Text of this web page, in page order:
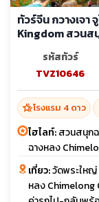
ทัวร์จีน กวางเจ
Kingdom สวนส
รหัสทัวร์
TVZ10646
hotel_classโรงแรม 4 ดาว
ไฮไลท์:สวนสนุก
ฉางหลง
เที่ยว:วัดพระให
หลง Chimelong